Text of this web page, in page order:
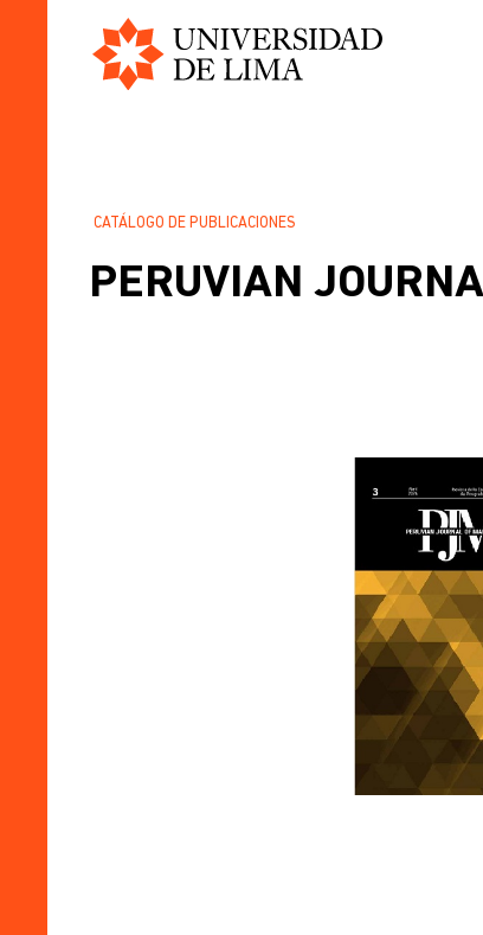
SOBRESCRIBIR
ENLACES
CATÁLOGO DE PUBLICACIONES
PERUVIAN